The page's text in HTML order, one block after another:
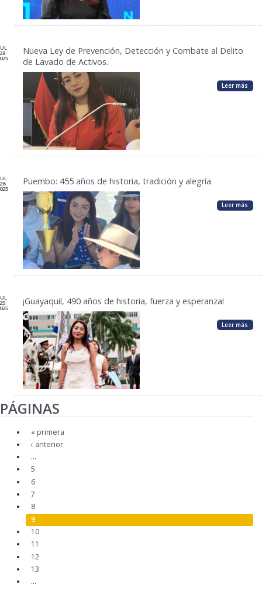
28
Nueva Ley de Prevención, Detección y Combate al Delito
de Lavado de Activos.
Leer más
26 Puembo: 455 años de historia, tradición y alegría
Leer más
25 ¡Guayaquil, 490 años de historia, fuerza y esperanza!
Leer más
PÁGINAS
« primera
‹ anterior
…
5
6
7
8
9
10
11
12
13
…